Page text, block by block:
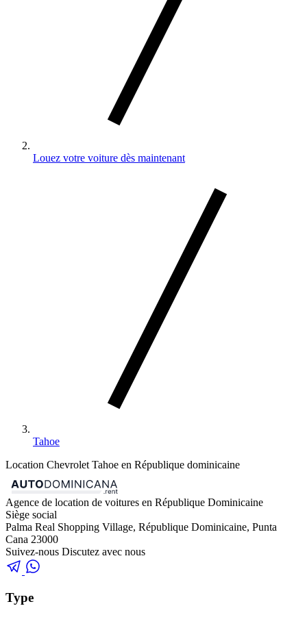
Louez votre voiture dès maintenant
Tahoe
Location Chevrolet Tahoe en République dominicaine
Agence de location de voitures en République Dominicaine
Siège social
Palma Real Shopping Village, République Dominicaine, Punta
Cana 23000
Suivez-nous Discutez avec nous
Type